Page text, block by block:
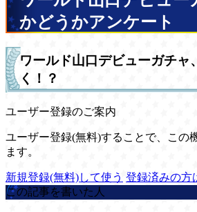
かどうかアンケート
ワールド山口デビューガチャ
く！？
ユーザー登録のご案内
ユーザー登録(無料)することで、この
ます。
新規登録(無料)して使う 登録済みの方
この記事を書いた人